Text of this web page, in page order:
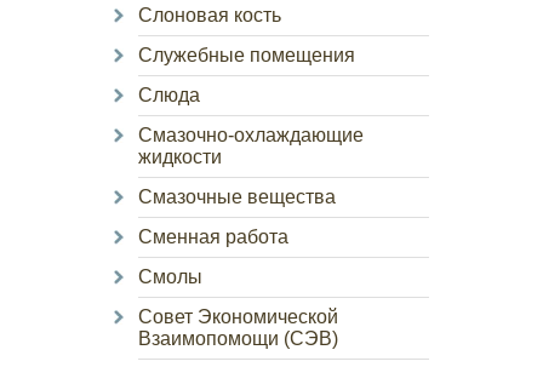
Слоновая кость
Служебные помещения
Слюда
Смазочно-охлаждающие
жидкости
Смазочные вещества
Сменная работа
Смолы
Совет Экономической
Взаимопомощи (СЭВ)